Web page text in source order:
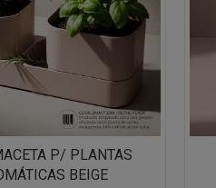
P/ PLANTAS
BEIGE